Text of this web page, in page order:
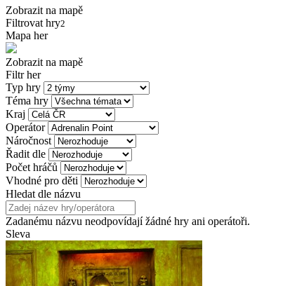
Zobrazit na mapě
Filtrovat hry2
Mapa her
Zobrazit na mapě
Filtr her
Typ hry
Téma hry
Kraj
Operátor
Náročnost
Řadit dle
Počet hráčů
Vhodné pro děti
Hledat dle názvu
Zadanému názvu neodpovídají žádné hry ani operátoři.
Sleva